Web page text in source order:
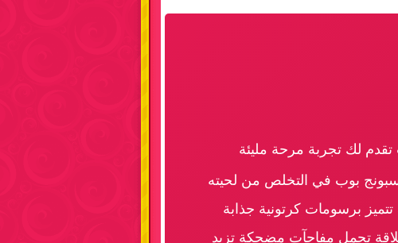
تقدم لك تجربة مرحة مليئة
بوب في التخلص من لحيته
تتميز برسومات كرتونية جذابة
تحمل مفاجآت مضحكة تزيد